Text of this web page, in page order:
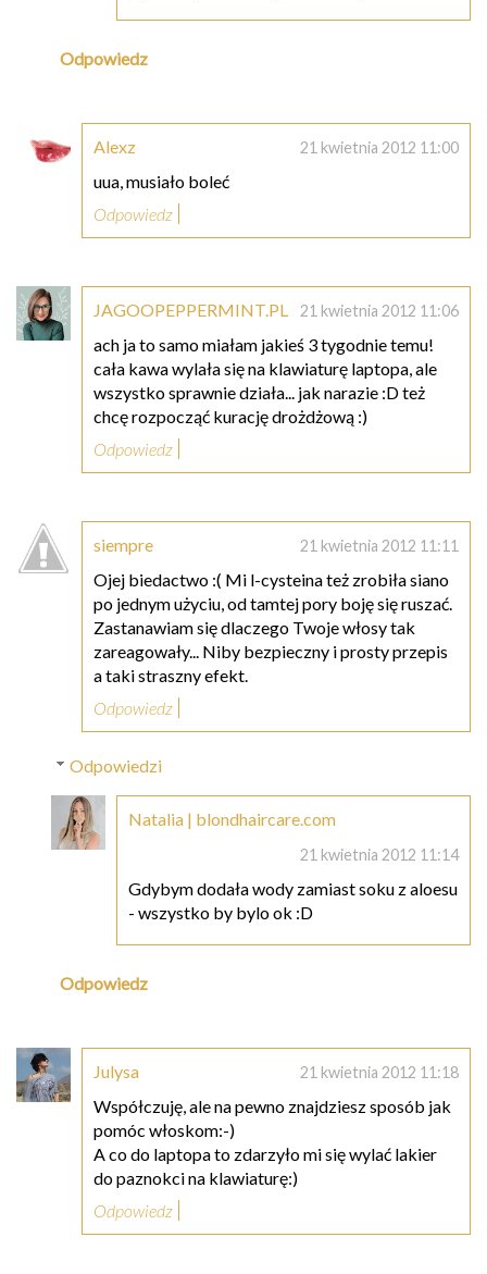
Odpowiedz
Alexz 21 kwietnia 2012 11:00
uua, musiało boleć
Odpowiedz
JAGOOPEPPERMINT.PL 21 kwietnia 2012 11:06
ach ja to samo miałam jakieś 3 tygodnie temu!
cała kawa wylała się na klawiaturę laptopa, ale
wszystko sprawnie działa... jak narazie :D też
chcę rozpocząć kurację drożdżową :)
Odpowiedz
siempre 21 kwietnia 2012 11:11
Ojej biedactwo :( Mi l-cysteina też zrobiła siano
po jednym użyciu, od tamtej pory boję się ruszać.
Zastanawiam się dlaczego Twoje włosy tak
zareagowały... Niby bezpieczny i prosty przepis
a taki straszny efekt.
Odpowiedz
Odpowiedzi
Natalia | blondhaircare.com
21 kwietnia 2012 11:14
Gdybym dodała wody zamiast soku z aloesu
- wszystko by bylo ok :D
Odpowiedz
Julysa 21 kwietnia 2012 11:18
Współczuję, ale na pewno znajdziesz sposób jak
pomóc włoskom:-)
A co do laptopa to zdarzyło mi się wylać lakier
do paznokci na klawiaturę:)
Odpowiedz